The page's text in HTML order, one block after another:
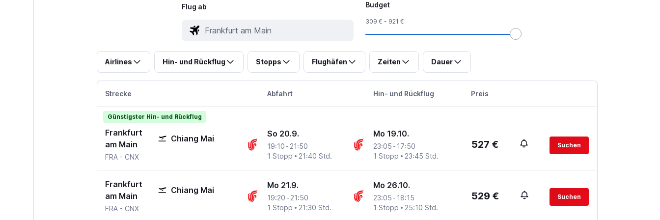
Flug ab Budget
309 € - 921 €
Airlines Hin- und Rückflug Stopps Flughäfen Zeiten Dauer
Strecke Abfahrt Hin- und Rückflug Preis
Günstigster Hin- und Rückflug
Frankfurt
am Main
Chiang Mai
FRA Frankfurt am Main
- CNX
So 20.9.
19:10 - 21:50
1 Stopp
21:40 Std.
Mo 19.10.
23:05 - 17:50
1 Stopp
23:45 Std.
527 € Suchen
Frankfurt
am Main
Chiang Mai
FRA Frankfurt am Main
- CNX
Mo 21.9.
19:20 - 21:50
1 Stopp
21:30 Std.
Mo 26.10.
23:05 - 18:15
1 Stopp
25:10 Std.
529 € Suchen